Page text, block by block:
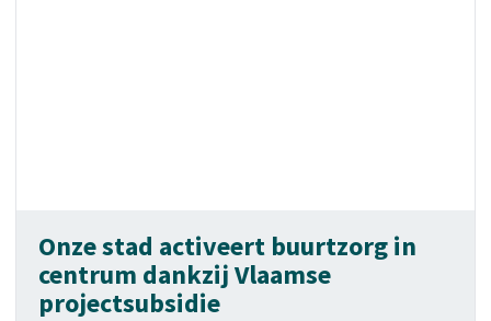
Onze stad activeert buurtzorg in
centrum dankzij Vlaamse
projectsubsidie